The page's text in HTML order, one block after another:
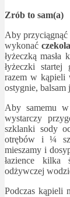
Zrób to sam(a)
Aby przyciągnąć
wykonać
łyżeczką
łyżeczki startej
razem w kąpieli
ostygnie, balsam
Aby samemu
wystarczy
szklanki sody
otrębów i ¼
mieszamy i
łazience kilka
odżywczej
Podczas kąpieli